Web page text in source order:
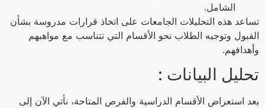
الشامل.
تساعد هذه التحليلات الجامعات على اتخاذ قرارات مدروسة بشأن
القبول وتوجيه الطلاب نحو الأقسام التي تتناسب مع مواهبهم
وأهدافهم.
تحليل البيانات :
بعد استعراض الأقسام الدراسية والفرص المتاحة، نأتي الآن إلى